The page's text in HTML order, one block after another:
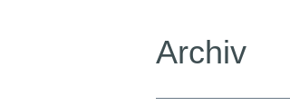
Archiv